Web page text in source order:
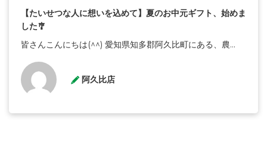
【たいせつな人に想いを込めて】夏のお中元ギフト、始めま
した🎐
皆さんこんにちは(^^) 愛知県知多郡阿久比町にある、農...
阿久比店